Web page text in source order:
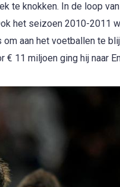
te knokken. In de loop
het seizoen 2010-2011
aan het voetballen te
11 miljoen ging hij naar